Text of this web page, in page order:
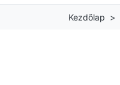
Kezdőlap